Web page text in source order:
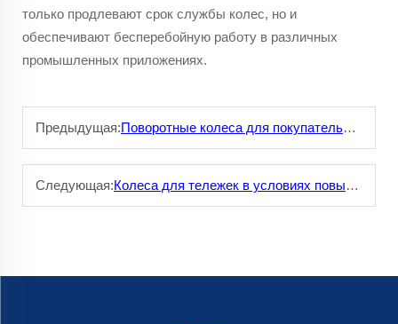
только продлевают срок службы колес, но и
обеспечивают бесперебойную работу в различных
промышленных приложениях.
Предыдущая:Поворотные колеса для покупательских тележек: Простое навигационное управление в магазинах
Следующая:Колеса для тележек в условиях повышенной влажности: Антипригарные решения